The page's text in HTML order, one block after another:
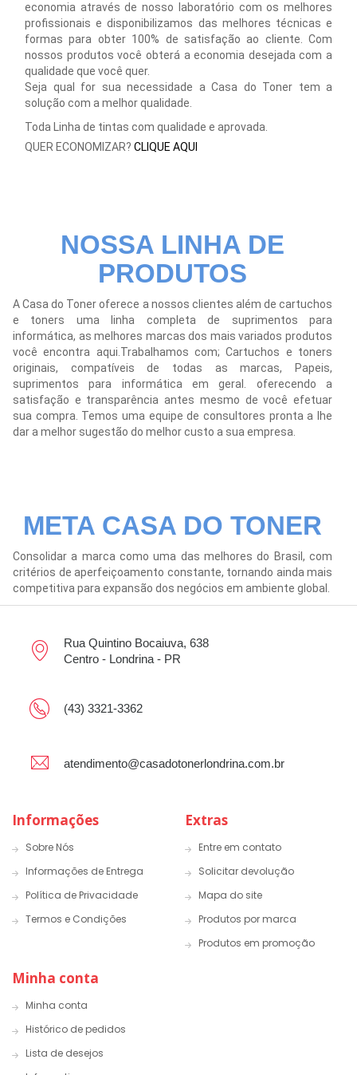
economia através de nosso laboratório com os melhores
profissionais e disponibilizamos das melhores técnicas e
formas para obter 100% de satisfação ao cliente. Com
nossos produtos você obterá a economia desejada com a
qualidade que você quer.
Seja qual for sua necessidade a Casa do Toner tem a
solução com a melhor qualidade.
Toda Linha de tintas com qualidade e aprovada.
QUER ECONOMIZAR? CLIQUE AQUI
NOSSA LINHA DE
PRODUTOS
A Casa do Toner oferece a nossos clientes além de cartuchos
e toners uma linha completa de suprimentos para
informática, as melhores marcas dos mais variados produtos
você encontra aqui.Trabalhamos com; Cartuchos e toners
originais, compatíveis de todas as marcas, Papeis,
suprimentos para informática em geral. oferecendo a
satisfação e transparência antes mesmo de você efetuar
sua compra. Temos uma equipe de consultores pronta a lhe
dar a melhor sugestão do melhor custo a sua empresa.
META CASA DO TONER
Consolidar a marca como uma das melhores do Brasil, com
critérios de aperfeiçoamento constante, tornando ainda mais
competitiva para expansão dos negócios em ambiente global.
Rua Quintino Bocaiuva, 638
Centro - Londrina - PR
(43) 3321-3362
atendimento@casadotonerlondrina.com.br
Informações
Sobre Nós
Informações de Entrega
Política de Privacidade
Termos e Condições
Extras
Entre em contato
Solicitar devolução
Mapa do site
Produtos por marca
Produtos em promoção
Minha conta
Minha conta
Histórico de pedidos
Lista de desejos